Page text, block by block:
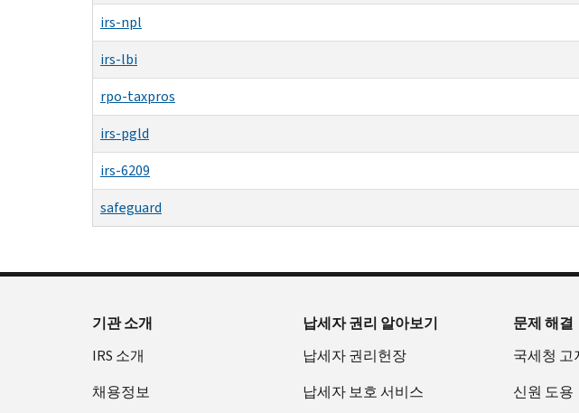
irs-npl
irs-lbi
rpo-taxpros
irs-pgld
irs-6209
safeguard
기관 소개
IRS 소개
채용정보
납세자 권리 알아보기
납세자 권리헌장
납세자 보호 서비스
문제 해결
국세청 고
신원 도용